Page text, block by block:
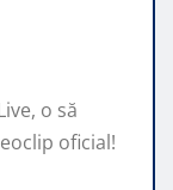
o să
oficial!